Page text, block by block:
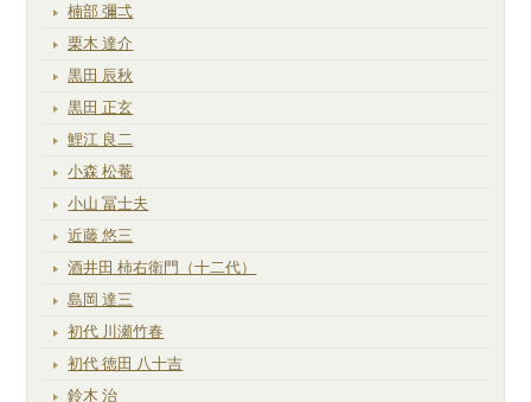
楠部 彌弌
栗木 達介
黒田 辰秋
黒田 正玄
鯉江 良二
小森 松菴
小山 冨士夫
近藤 悠三
酒井田 柿右衛門（十二代）
島岡 達三
初代 川瀬竹春
初代 徳田 八十吉
鈴木 治